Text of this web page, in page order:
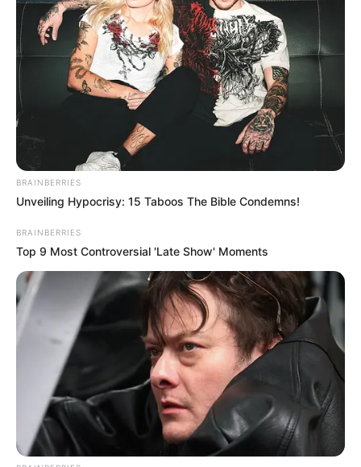
Guatemala Dental
Flip This Switch: Next Month Your Electric Bill
Won't Be $245 But $14
BRAINBERRIES
Unveiling Hypocrisy: 15 Taboos The Bible Condemns!
BRAINBERRIES
Top 9 Most Controversial 'Late Show' Moments